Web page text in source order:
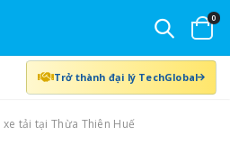
0
Trở thành đại lý TechGlobal
xe tải tại Thừa Thiên Huế